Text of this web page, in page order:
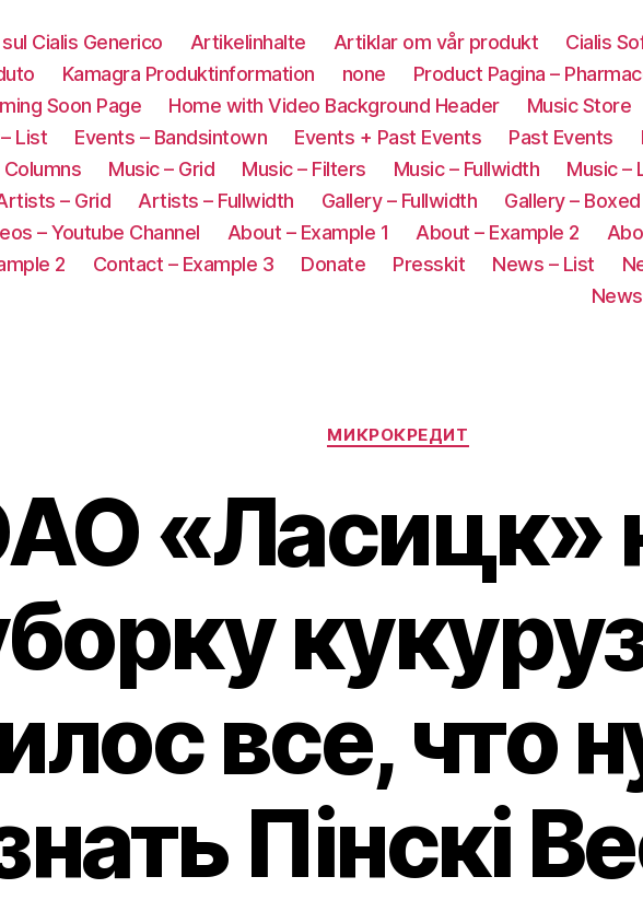
Cialis Generico Artikelinhalte Artiklar om vår produkt Cialis
Kamagra Produktinformation none Product Pagina –
Soon Page
Home with Video Background Header Music Store
List
Events – Bandsintown Events + Past Events Past Events
Columns
Music – Grid Music – Filters Music – Fullwidth Music –
– Grid Artists – Fullwidth Gallery – Fullwidth Gallery – Boxed
– Youtube Channel
About – Example 1 About – Example 2
2
Contact – Example 3 Donate Presskit News – List
МИКРОКРЕДИТ
«Ласицк»
все, что
Пiнскi